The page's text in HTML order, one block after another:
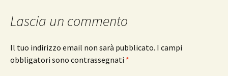
Lascia un commento
Il tuo indirizzo email non sarà pubblicato. I campi
obbligatori sono contrassegnati *